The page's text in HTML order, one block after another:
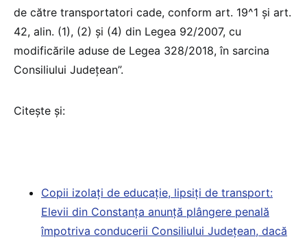
de către transportatori cade, conform art. 19^1 și art.
42, alin. (1), (2) și (4) din Legea 92/2007, cu
modificările aduse de Legea 328/2018, în sarcina
Consiliului Județean”.
Citește și:
Copii izolați de educație, lipsiți de transport:
Elevii din Constanța anunță plângere penală
împotriva conducerii Consiliului Județean, dacă